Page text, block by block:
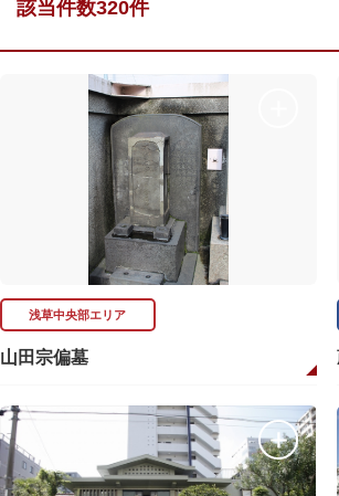
該当件数320件
浅草中央部エリア
山田宗偏墓